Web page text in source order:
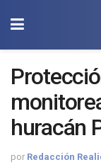
huracán
por Redacción